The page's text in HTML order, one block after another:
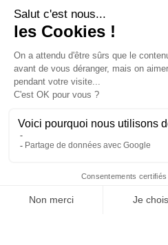
+33 6 46 26
25 rue de Metz -